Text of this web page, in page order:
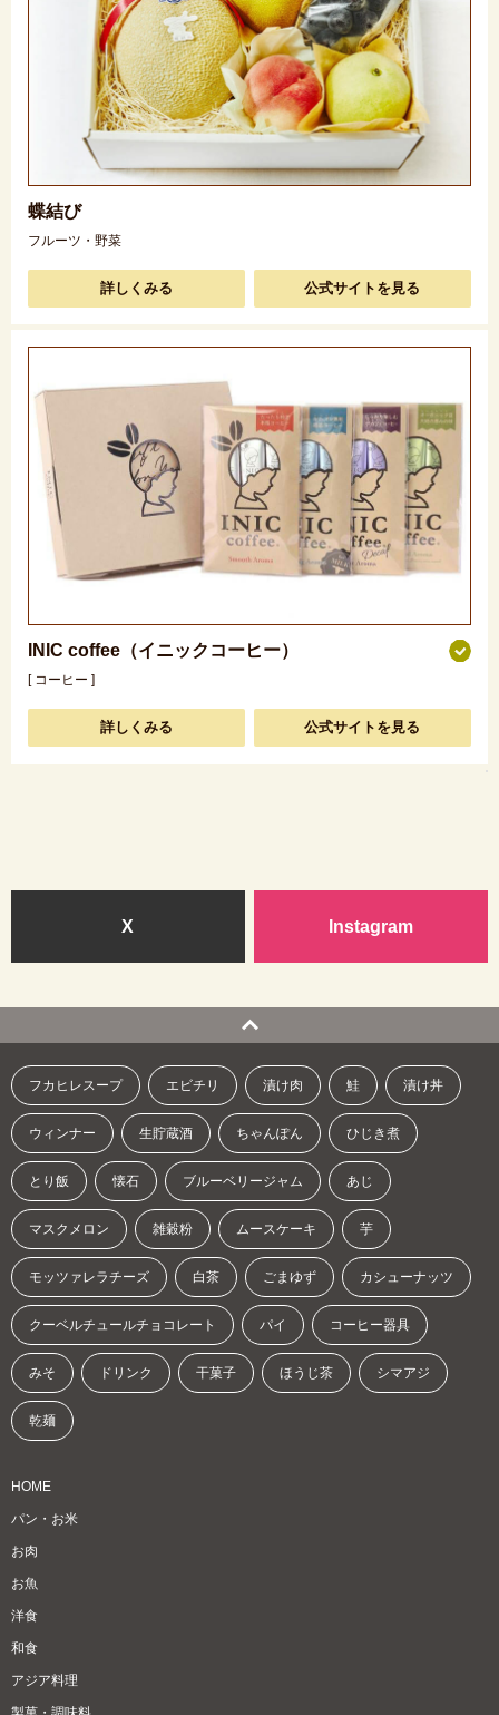
蝶結び
フルーツ・野菜
詳しくみる 公式サイトを見る
INIC coffee（イニックコーヒー）
[ コーヒー ]
詳しくみる 公式サイトを見る
X Instagram
フカヒレスープ エビチリ 漬け肉 鮭 漬け丼
ウィンナー 生貯蔵酒 ちゃんぽん ひじき煮
とり飯 懐石 ブルーベリージャム あじ
マスクメロン 雑穀粉 ムースケーキ 芋
モッツァレラチーズ 白茶 ごまゆず カシューナッツ
クーベルチュールチョコレート パイ コーヒー器具
みそ ドリンク 干菓子 ほうじ茶 シマアジ
乾麺
HOME
パン・お米
お肉
お魚
洋食
和食
アジア料理